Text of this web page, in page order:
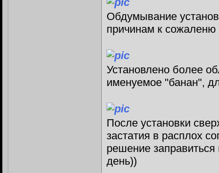
Обдумывание
причинам к
Установлено более
именуемое "банан",
После установки
застатия в расплох
решение
день))